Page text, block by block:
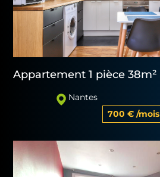
Appartement 1 pièce 38m²
Nantes
700 € /mois